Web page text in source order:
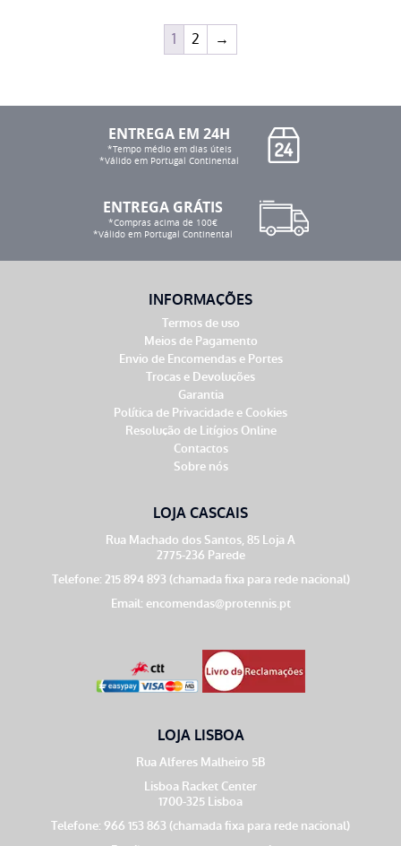
1 2 →
ENTREGA EM 24H
*Tempo médio em dias úteis
*Válido em Portugal Continental
ENTREGA GRÁTIS
*Compras acima de 100€
*Válido em Portugal Continental
INFORMAÇÕES
Termos de uso
Meios de Pagamento
Envio de Encomendas e Portes
Trocas e Devoluções
Garantia
Política de Privacidade e Cookies
Resolução de Litígios Online
Contactos
Sobre nós
LOJA CASCAIS
Rua Machado dos Santos, 85 Loja A
2775-236 Parede
Telefone: 215 894 893 (chamada fixa para rede nacional)
Email: encomendas@protennis.pt
LOJA LISBOA
Rua Alferes Malheiro 5B
Lisboa Racket Center
1700-325 Lisboa
Telefone: 966 153 863 (chamada fixa para rede nacional)